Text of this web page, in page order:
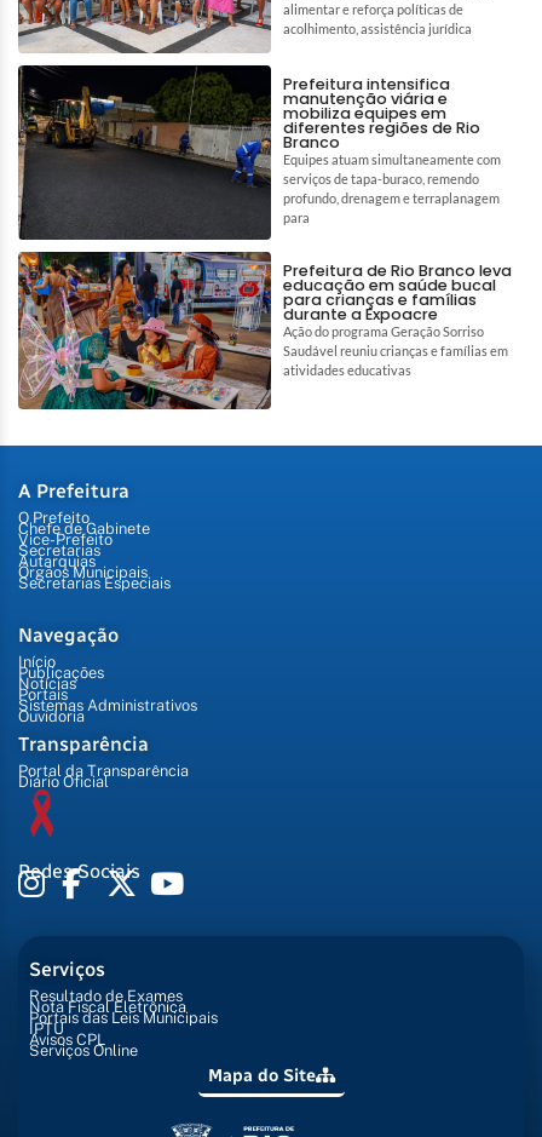
alimentar e reforça políticas de
acolhimento, assistência jurídica
Prefeitura intensifica
manutenção viária e
mobiliza equipes em
diferentes regiões de Rio
Branco
Equipes atuam simultaneamente com
serviços de tapa-buraco, remendo
profundo, drenagem e terraplanagem
para
Prefeitura de Rio Branco leva
educação em saúde bucal
para crianças e famílias
durante a Expoacre
Ação do programa Geração Sorriso
Saudável reuniu crianças e famílias em
atividades educativas
A Prefeitura
O Prefeito
Chefe de Gabinete
Vice-Prefeito
Secretarias
Autarquias
Órgãos Municipais
Secretarias Especiais
Navegação
Início
Publicações
Notícias
Portais
Sistemas Administrativos
Ouvidoria
Transparência
Portal da Transparência
Diário Oficial
Redes Sociais
Serviços
Resultado de Exames
Nota Fiscal Eletrônica
Portais das Leis Municipais
IPTU
Avisos CPL
Serviços Online
Mapa do Site